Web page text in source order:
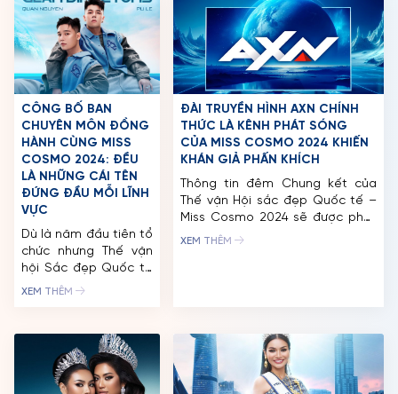
CÔNG BỐ BAN
CHUYÊN MÔN ĐỒNG
HÀNH CÙNG MISS
COSMO 2024: ĐỀU
LÀ NHỮNG CÁI TÊN
ĐỨNG ĐẦU MỖI LĨNH
VỰC
Dù là năm đầu tiên tổ
chức nhưng Thế vận
hội Sắc đẹp Quốc tế
– Miss Cosmo 2024
Điều đó ngoài việc
được thể hiện bởi dàn
thí sinh chất lượng
mà còn từ ban cố vấn
XEM THÊM
ĐÀI TRUYỀN HÌNH AXN CHÍNH
THỨC LÀ KÊNH PHÁT SÓNG
CỦA MISS COSMO 2024 KHIẾN
KHÁN GIẢ PHẤN KHÍCH
Thông tin đêm Chung kết của
Thế vận Hội sắc đẹp Quốc tế –
Miss Cosmo 2024 sẽ được phát
sóng trên kênh AXN – một trong
XEM THÊM